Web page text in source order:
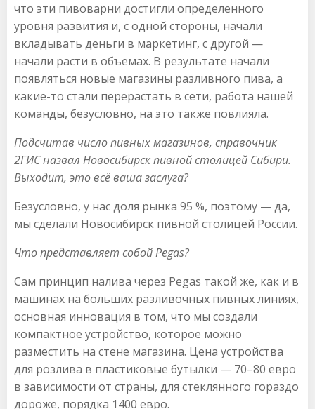
что эти пивоварни достигли определенного
уровня развития и, с одной стороны, начали
вкладывать деньги в маркетинг, с другой —
начали расти в объемах. В результате начали
появляться новые магазины разливного пива, а
какие-то стали перерастать в сети, работа нашей
команды, безусловно, на это также повлияла.
Подсчитав число пивных магазинов, справочник
2ГИС назвал Новосибирск пивной столицей Сибири.
Выходит, это всё ваша заслуга?
Безусловно, у нас доля рынка 95 %, поэтому — да,
мы сделали Новосибирск пивной столицей России.
Что представляет собой Pegas?
Сам принцип налива через Pegas такой же, как и в
машинах на больших разливочных пивных линиях,
основная инновация в том, что мы создали
компактное устройство, которое можно
разместить на стене магазина. Цена устройства
для розлива в пластиковые бутылки — 70–80 евро
в зависимости от страны, для стеклянного гораздо
дороже, порядка 1400 евро.